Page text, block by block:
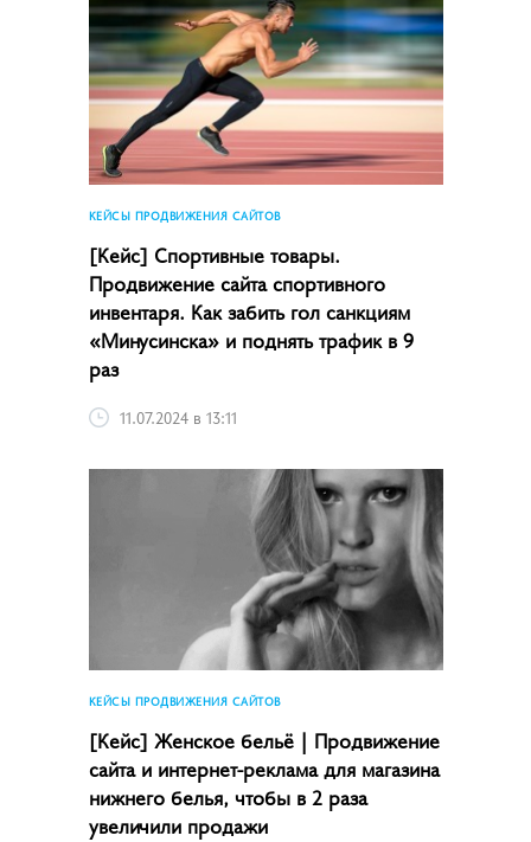
КЕЙСЫ ПРОДВИЖЕНИЯ САЙТОВ
[Кейс] Спортивные товары.
Продвижение сайта спортивного
инвентаря. Как забить гол санкциям
«Минусинска» и поднять трафик в 9
раз
11.07.2024 в 13:11
КЕЙСЫ ПРОДВИЖЕНИЯ САЙТОВ
[Кейс] Женское бельё | Продвижение
сайта и интернет-реклама для магазина
нижнего белья, чтобы в 2 раза
увеличили продажи